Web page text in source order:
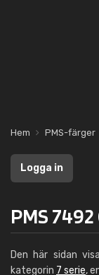
Hem PMS-färger
Logga in
PMS 7492
Den här sidan
kategorin 7 serie,